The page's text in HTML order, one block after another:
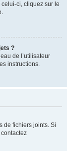
ci, cliquez sur le
?
de l’utilisateur
instructions.
de fichiers joints. Si